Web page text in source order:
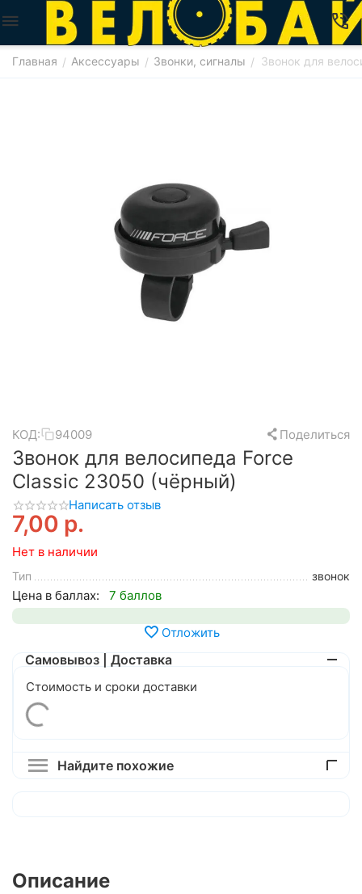
Главная / Аксессуары / Звонки, сигналы / Звонок для
КОД: 94009 Поделиться
Звонок для велосипеда Force
Classic 23050 (чёрный)
Написать отзыв
7,00 р.
Нет в наличии
Тип звонок
Цена в баллах: 7 баллов
Отложить
Самовывоз | Доставка
Стоимость и сроки доставки
Найдите похожие
Описание